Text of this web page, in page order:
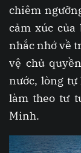
chiêm
cảm xúc của
nhắc nhớ về
vệ chủ
nước, lòng tự
làm theo tư
Minh.